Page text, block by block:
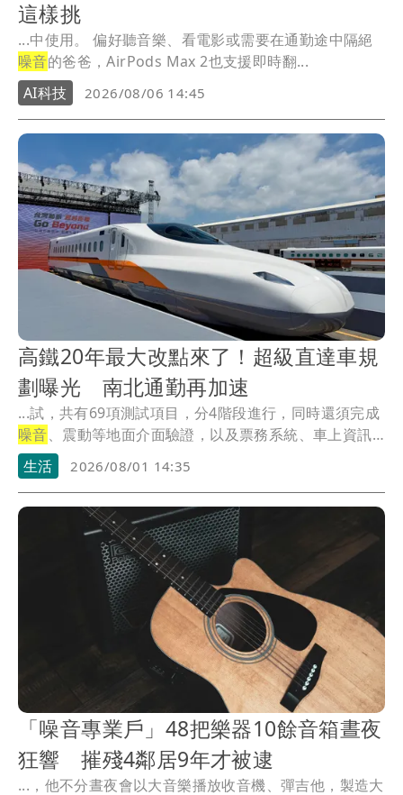
這樣挑
...中使用。 偏好聽音樂、看電影或需要在通勤途中隔絕
噪音的爸爸，AirPods Max 2也支援即時翻...
AI科技
2026/08/06 14:45
高鐵20年最大改點來了！超級直達車規
劃曝光 南北通勤再加速
...試，共有69項測試項目，分4階段進行，同時還須完成
噪音、震動等地面介面驗證，以及票務系統、車上資訊
顯...
生活 2026/08/01 14:35
「噪音專業戶」48把樂器10餘音箱晝夜
狂響 摧殘4鄰居9年才被逮
...，他不分晝夜會以大音樂播放收音機、彈吉他，製造大